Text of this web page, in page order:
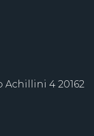
Achillini 4 20162